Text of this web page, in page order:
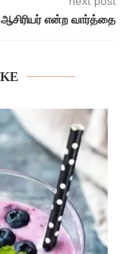
ஆசிரியர் என்ற வார்த்தை